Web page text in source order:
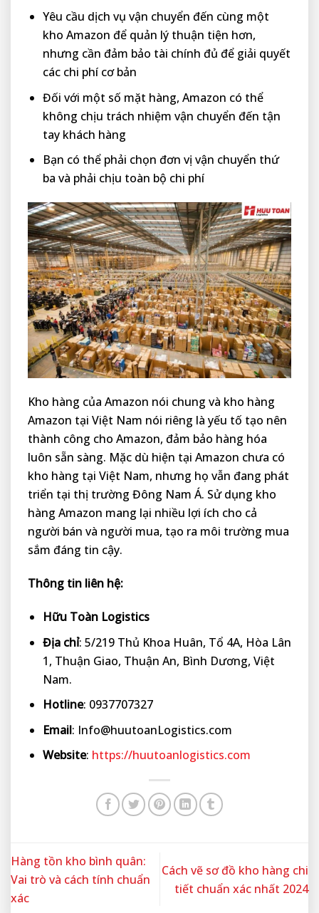
Yêu cầu dịch vụ vận chuyển đến cùng một
kho Amazon để quản lý thuận tiện hơn,
nhưng cần đảm bảo tài chính đủ để giải quyết
các chi phí cơ bản
Đối với một số mặt hàng, Amazon có thể
không chịu trách nhiệm vận chuyển đến tận
tay khách hàng
Bạn có thể phải chọn đơn vị vận chuyển thứ
ba và phải chịu toàn bộ chi phí
Kho hàng của Amazon nói chung và kho hàng
Amazon tại Việt Nam nói riêng là yếu tố tạo nên
thành công cho Amazon, đảm bảo hàng hóa
luôn sẵn sàng. Mặc dù hiện tại Amazon chưa có
kho hàng tại Việt Nam, nhưng họ vẫn đang phát
triển tại thị trường Đông Nam Á. Sử dụng kho
hàng Amazon mang lại nhiều lợi ích cho cả
người bán và người mua, tạo ra môi trường mua
sắm đáng tin cậy.
Thông tin liên hệ:
Hữu Toàn Logistics
Địa chỉ: 5/219 Thủ Khoa Huân, Tổ 4A, Hòa Lân
1, Thuận Giao, Thuận An, Bình Dương, Việt
Nam.
Hotline: 0937707327
Email: Info@huutoanLogistics.com
Website: https://huutoanlogistics.com
Hàng tồn kho bình quân:
Vai trò và cách tính chuẩn
xác
Cách vẽ sơ đồ kho hàng chi
tiết chuẩn xác nhất 2024